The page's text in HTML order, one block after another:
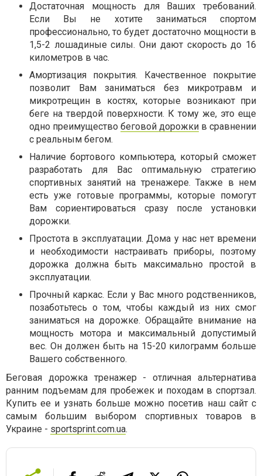
Достаточная мощность для Ваших требований.
Если Вы не хотите заниматься спортом
профессионально, то будет достаточно мощности в
1,5-2 лошадиные силы. Они дают скорость до 16
километров в час.
Амортизация покрытия. Качественное покрытие
позволит Вам заниматься без микротравм и
микротрещин в костях, которые возникают при
беге на твердой поверхности. К тому же, это еще
одно преимущество беговой дорожки в сравнении
с реальным бегом.
Наличие бортового компьютера, который сможет
разработать для Вас оптимальную стратегию
спортивных занятий на тренажере. Также в нем
есть уже готовые программы, которые помогут
Вам сориентироваться сразу после установки
дорожки.
Простота в эксплуатации. Дома у нас нет времени
и необходимости настраивать приборы, поэтому
дорожка должна быть максимально простой в
эксплуатации.
Прочный каркас. Если у Вас много родственников,
позаботьтесь о том, чтобы каждый из них смог
заниматься на дорожке. Обращайте внимание на
мощность мотора и максимальный допустимый
вес. Он должен быть на 15-20 килограмм больше
Вашего собственного.
Беговая дорожка тренажер - отличная альтернатива
ранним подъемам для пробежек и походам в спортзал.
Купить ее и узнать больше можно посетив наш сайт с
самым большим выбором спортивных товаров в
Украине - sportsprint.com.ua.